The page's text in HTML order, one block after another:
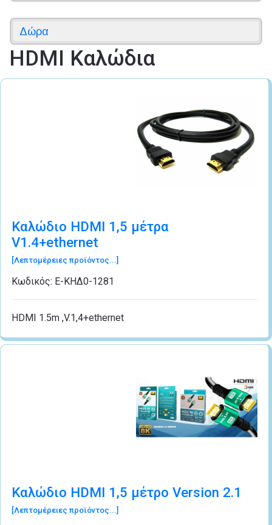
Δώρα
HDMI Καλώδια
Καλώδιο HDMI 1,5 μέτρα
V1.4+ethernet
[Λεπτομέρειες προϊόντος...]
Κωδικός: Ε-ΚΗΔ0-1281
HDMI 1.5m ,V.1,4+ethernet
Καλώδιο HDMI 1,5 μέτρo Version 2.1
[Λεπτομέρειες προϊόντος...]